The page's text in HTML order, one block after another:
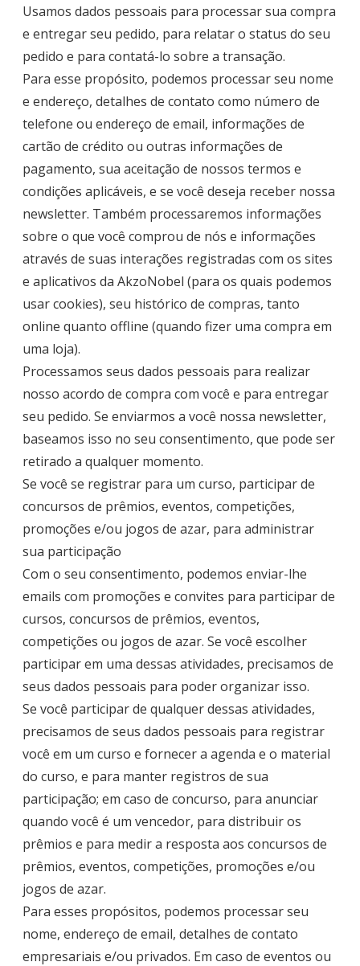
Usamos dados pessoais para processar sua compra
e entregar seu pedido, para relatar o status do seu
pedido e para contatá-lo sobre a transação.
Para esse propósito, podemos processar seu nome
e endereço, detalhes de contato como número de
telefone ou endereço de email, informações de
cartão de crédito ou outras informações de
pagamento, sua aceitação de nossos termos e
condições aplicáveis, e se você deseja receber nossa
newsletter. Também processaremos informações
sobre o que você comprou de nós e informações
através de suas interações registradas com os sites
e aplicativos da AkzoNobel (para os quais podemos
usar cookies), seu histórico de compras, tanto
online quanto offline (quando fizer uma compra em
uma loja).
Processamos seus dados pessoais para realizar
nosso acordo de compra com você e para entregar
seu pedido. Se enviarmos a você nossa newsletter,
baseamos isso no seu consentimento, que pode ser
retirado a qualquer momento.
Se você se registrar para um curso, participar de
concursos de prêmios, eventos, competições,
promoções e/ou jogos de azar, para administrar
sua participação
Com o seu consentimento, podemos enviar-lhe
emails com promoções e convites para participar de
cursos, concursos de prêmios, eventos,
competições ou jogos de azar. Se você escolher
participar em uma dessas atividades, precisamos de
seus dados pessoais para poder organizar isso.
Se você participar de qualquer dessas atividades,
precisamos de seus dados pessoais para registrar
você em um curso e fornecer a agenda e o material
do curso, e para manter registros de sua
participação; em caso de concurso, para anunciar
quando você é um vencedor, para distribuir os
prêmios e para medir a resposta aos concursos de
prêmios, eventos, competições, promoções e/ou
jogos de azar.
Para esses propósitos, podemos processar seu
nome, endereço de email, detalhes de contato
empresariais e/ou privados. Em caso de eventos ou